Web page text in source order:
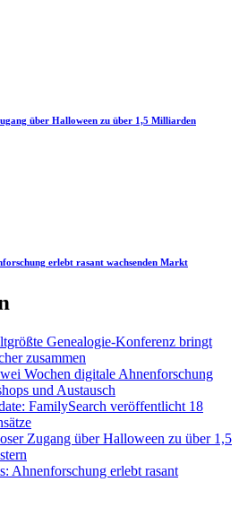
über Halloween zu über 1,5 Milliarden
erlebt rasant wachsenden Markt
Genealogie-Konferenz bringt
zusammen
Wochen digitale Ahnenforschung
und Austausch
FamilySearch veröffentlicht 18
Zugang über Halloween zu über 1,5
Ahnenforschung erlebt rasant